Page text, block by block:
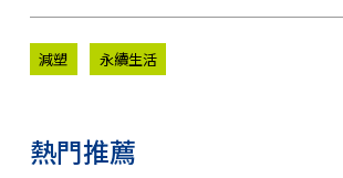
減塑 永續生活
熱門推薦